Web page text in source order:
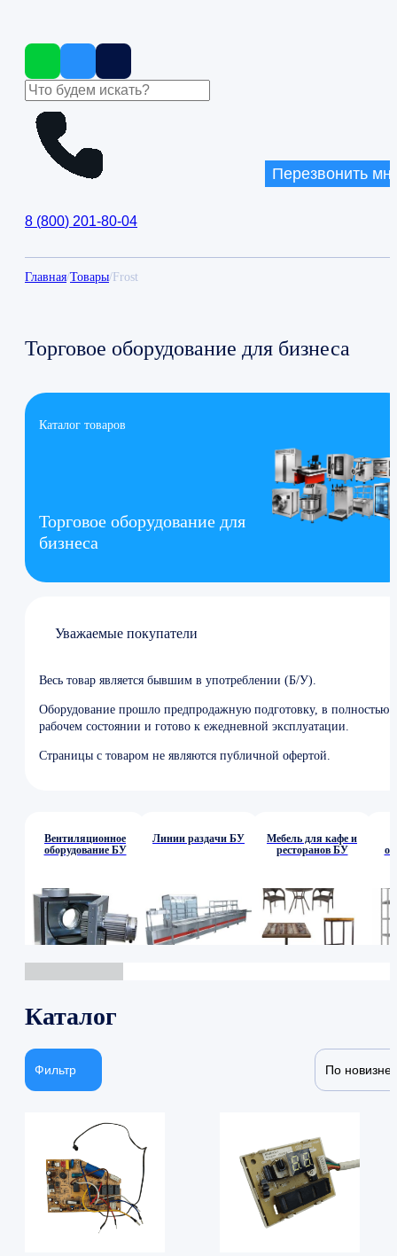
8 (800) 201-80-04
Перезвонить
Главная/Товары/ Frost
Торговое оборудование для бизнеса
Каталог товаров
Торговое оборудование для
бизнеса
Уважаемые покупатели
Весь товар является бывшим в употреблении (Б/У).
Оборудование прошло предпродажную подготовку, в полностью
рабочем состоянии и готово к ежедневной эксплуатации.
Страницы с товаром не являются публичной офертой.
Вентиляционное
оборудование БУ
Линии раздачи БУ
Мебель для кафе и
ресторанов БУ
Каталог
Фильтр По новизне